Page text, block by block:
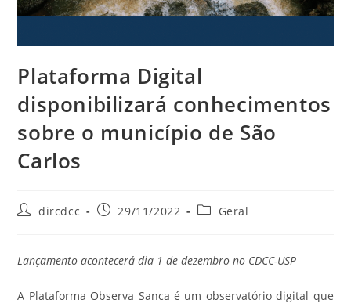
Plataforma Digital
disponibilizará conhecimentos
sobre o município de São
Carlos
dircdcc 29/11/2022 Geral
Lançamento acontecerá dia 1 de dezembro no CDCC-USP
A Plataforma Observa Sanca é um observatório digital que